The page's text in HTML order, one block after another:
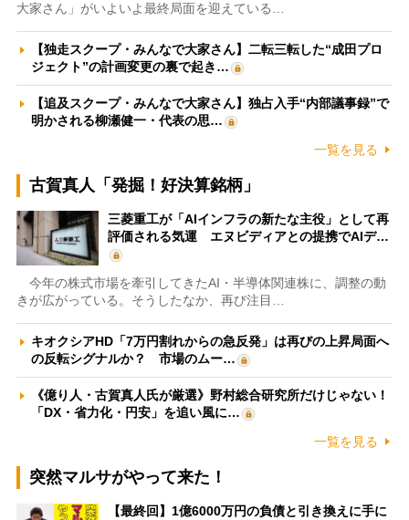
大家さん」がいよいよ最終局面を迎えている…
【独走スクープ・みんなで大家さん】二転三転した“成田プロ
ジェクト”の計画変更の裏で起き…
【追及スクープ・みんなで大家さん】独占入手“内部議事録”で
明かされる柳瀬健一・代表の思…
一覧を見る
古賀真人「発掘！好決算銘柄」
三菱重工が「AIインフラの新たな主役」として再
評価される気運 エヌビディアとの提携でAIデ…
今年の株式市場を牽引してきたAI・半導体関連株に、調整の動
きが広がっている。そうしたなか、再び注目…
キオクシアHD「7万円割れからの急反発」は再びの上昇局面へ
の反転シグナルか？ 市場のムー…
《億り人・古賀真人氏が厳選》野村総合研究所だけじゃない！
「DX・省力化・円安」を追い風に…
一覧を見る
突然マルサがやって来た！
【最終回】1億6000万円の負債と引き換えに手に